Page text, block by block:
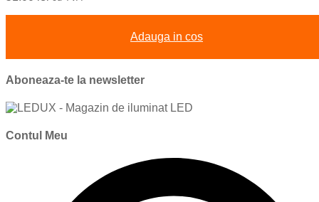
Adauga in cos
Aboneaza-te la newsletter
Contul Meu